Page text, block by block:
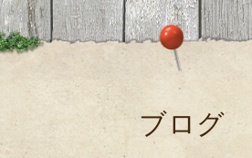
ブログ